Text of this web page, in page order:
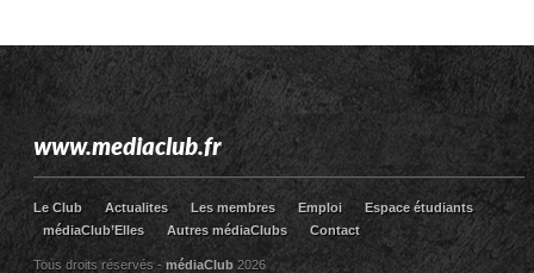
www.mediaclub.fr
Le Club Actualites Les membres Emploi
Espace étudiants
médiaClub’Elles
Autres médiaClubs Contact
Tous droits réservés - médiaClub2026